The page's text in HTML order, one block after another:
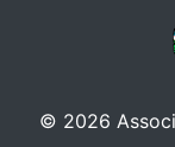
© 2026